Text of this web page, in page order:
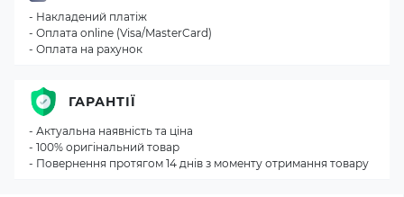
- Накладений платіж
- Оплата online (Visa/MasterCard)
- Оплата на рахунок
ГАРАНТІЇ
- Актуальна наявність та ціна
- 100% оригінальний товар
- Повернення протягом 14 днів з моменту отримання товару